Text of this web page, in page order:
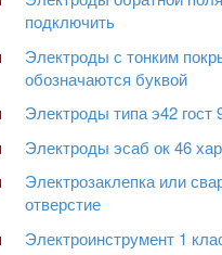
подключить
Электроды с тонким
обозначаются буквой
Электроды типа э42 гост
Электроды эсаб ок 46
Электрозаклепка или
отверстие
Электроинструмент 1